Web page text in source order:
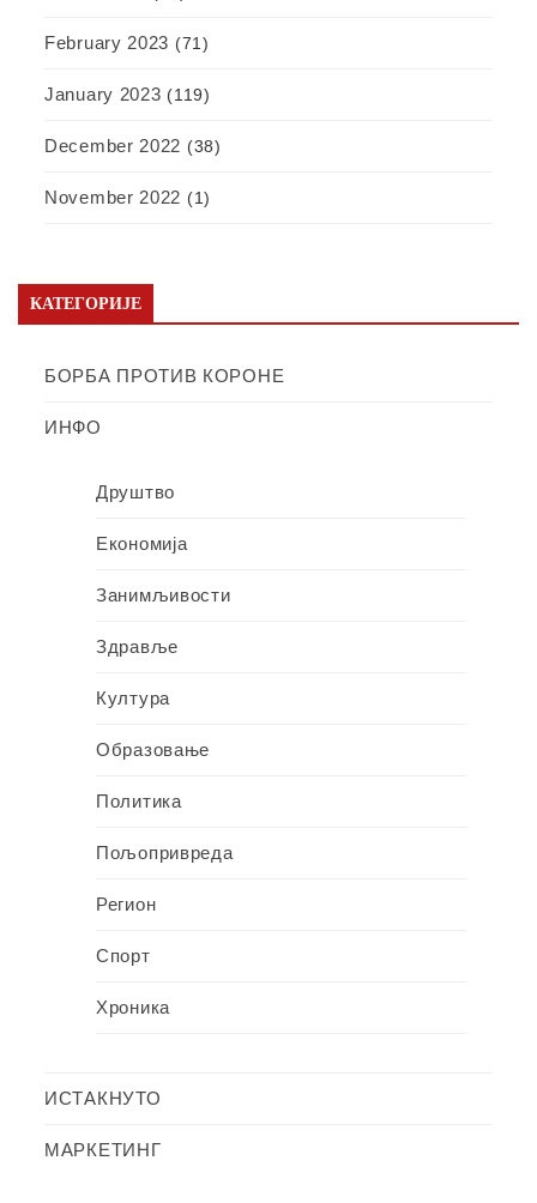
February 2023 (71)
January 2023 (119)
December 2022 (38)
November 2022 (1)
КАТЕГОРИЈЕ
БОРБА ПРОТИВ КОРОНЕ
ИНФО
Друштво
Економија
Занимљивости
Здравље
Култура
Образовање
Политика
Пољопривреда
Регион
Спорт
Хроника
ИСТАКНУТО
МАРКЕТИНГ